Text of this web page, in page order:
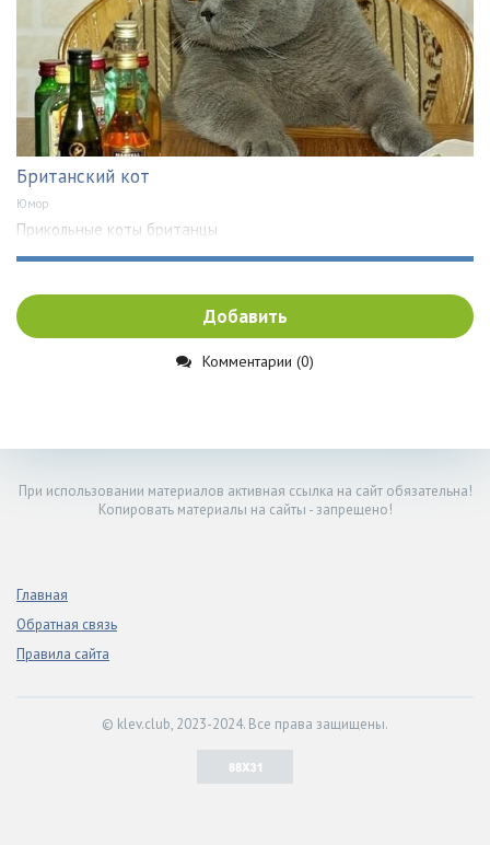
Британский кот
Юмор
Прикольные коты британцы
Добавить
Комментарии (0)
При использовании материалов активная ссылка на сайт обязательна!
Копировать материалы на сайты - запрещено!
Главная
Обратная связь
Правила сайта
© klev.club, 2023-2024. Все права защищены.